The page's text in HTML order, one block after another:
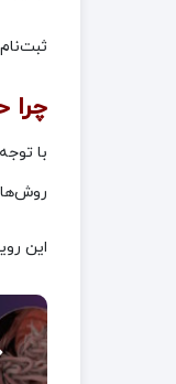
چرا
با
این